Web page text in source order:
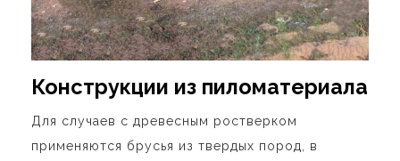
Конструкции из пиломатериала
Для случаев с древесным ростверком
применяются брусья из твердых пород, в